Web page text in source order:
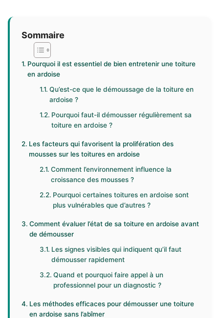
Sommaire
Pourquoi il est essentiel de bien entretenir une toiture
en ardoise
Qu’est-ce que le démoussage de la toiture en
ardoise ?
Pourquoi faut-il démousser régulièrement sa
toiture en ardoise ?
Les facteurs qui favorisent la prolifération des
mousses sur les toitures en ardoise
Comment l’environnement influence la
croissance des mousses ?
Pourquoi certaines toitures en ardoise sont
plus vulnérables que d’autres ?
Comment évaluer l’état de sa toiture en ardoise avant
de démousser
Les signes visibles qui indiquent qu’il faut
démousser rapidement
Quand et pourquoi faire appel à un
professionnel pour un diagnostic ?
Les méthodes efficaces pour démousser une toiture
en ardoise sans l’abîmer